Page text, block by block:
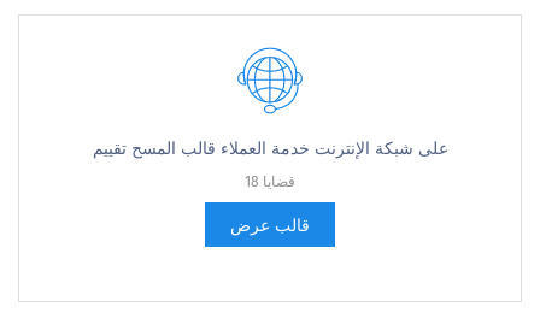
على شبكة الإنترنت خدمة العملاء قالب المسح تقييم
18 قضايا
قالب عرض